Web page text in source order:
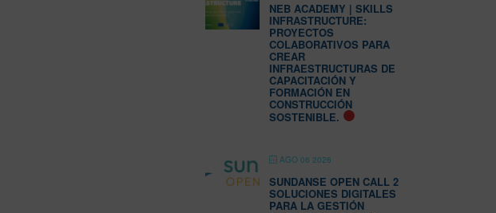
NEB ACADEMY | SKILLS
INFRASTRUCTURE:
PROYECTOS
COLABORATIVOS PARA
CREAR
INFRAESTRUCTURAS DE
CAPACITACIÓN Y
FORMACIÓN EN
CONSTRUCCIÓN
SOSTENIBLE.
AGO 06 2026
SUNDANSE OPEN CALL 2
SOLUCIONES DIGITALES
PARA LA GESTIÓN